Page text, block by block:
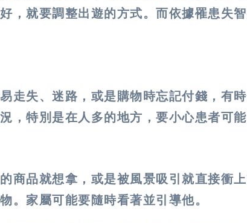
，就要調整出遊的方式。而依據罹患失
走失、迷路，或是購物時忘記付錢，有
，特別是在人多的地方，要小心患者可能
商品就想拿，或是被風景吸引就直接衝
。家屬可能要隨時看著並引導他。